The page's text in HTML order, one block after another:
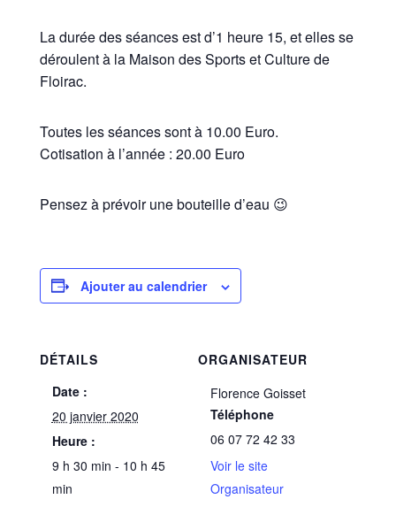
La durée des séances est d’1 heure 15, et elles se
déroulent à la Maison des Sports et Culture de
Floirac.
Toutes les séances sont à 10.00 Euro.
Cotisation à l’année : 20.00 Euro
Pensez à prévoir une bouteille d’eau 😉
Ajouter au calendrier
DÉTAILS
Date :
20 janvier 2020
Heure :
9 h 30 min - 10 h 45
min
ORGANISATEUR
Florence Goisset
Téléphone
06 07 72 42 33
Voir le site
Organisateur